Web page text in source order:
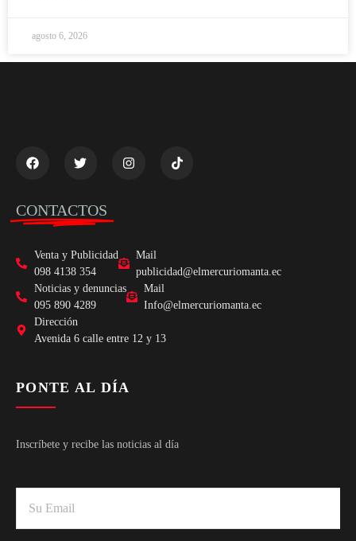
agosto 6, 2026
CONTACTOS
Venta y Publicidad
098 4138 354
Mail
publicidad@elmercuriomanta.ec
Noticias y denuncias
095 890 4289
Mail
Info@elmercuriomanta.ec
Dirección
Avenida 6 calle entre 12 y 13
PONTE AL DÍA
Inscríbete y recibe las noticias al día